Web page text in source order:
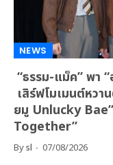
NEWS
“ธรรม-แม็ค” พา
เสิร์ฟโมเมนต์หว
ยมู Unlucky
Together”
Bysl 07/08/2026